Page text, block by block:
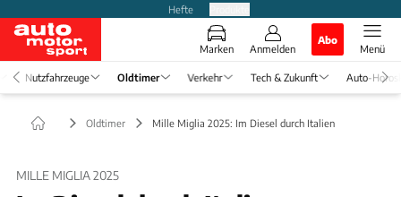
Hefte
Marken Anmelden
Abo
Menü
Nutzfahrzeuge Oldtimer Verkehr Tech & Zukunft Auto-
Oldtimer Mille Miglia 2025: Im Diesel durch Italien
MILLE MIGLIA 2025